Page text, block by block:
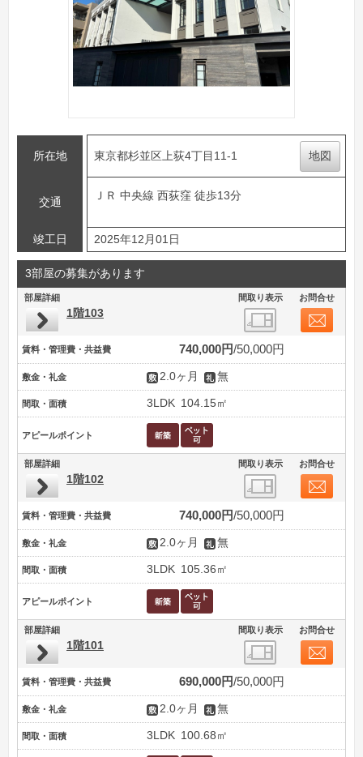
所在地 東京都杉並区上荻4丁目11-1 地図
交通
ＪＲ 中央線 西荻窪 徒歩13分
竣工日 2025年12月01日
3部屋の募集があります
部屋詳細 間取り表示 お問合せ
1階103
賃料・管理費・共益費 740,000円 50,000円
敷金・礼金 2.0ヶ月 無
間取・面積 3LDK 104.15㎡
アピールポイント
部屋詳細 間取り表示 お問合せ
1階102
賃料・管理費・共益費 740,000円 50,000円
敷金・礼金 2.0ヶ月 無
間取・面積 3LDK 105.36㎡
アピールポイント
部屋詳細 間取り表示 お問合せ
1階101
賃料・管理費・共益費 690,000円 50,000円
敷金・礼金 2.0ヶ月 無
間取・面積 3LDK 100.68㎡